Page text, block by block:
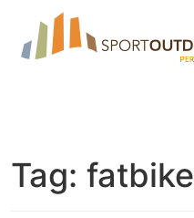
Tag: fatbike